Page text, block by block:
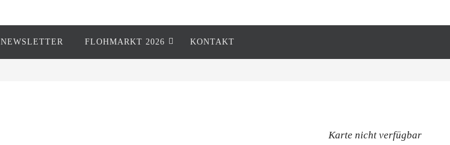
NEWSLETTER FLOHMARKT 2026 KONTAKT
Karte nicht verfügbar